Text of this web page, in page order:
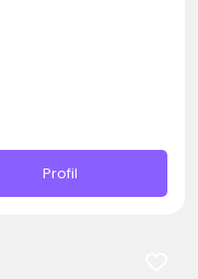
Profil